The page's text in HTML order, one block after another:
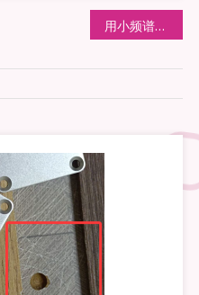
用小频谱仪观察收音机的本振